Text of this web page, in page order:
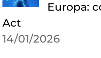
Europa:
Act
14/01/2026